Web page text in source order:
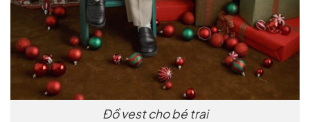
Đồ vest cho bé trai